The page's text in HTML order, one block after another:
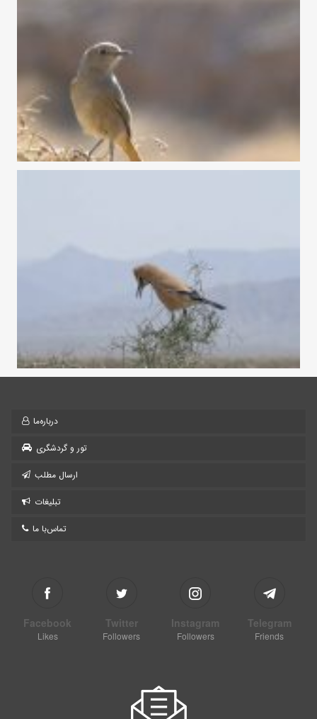
درباره‌ما
تور و گردشگری
ارسال مطلب
تبلیغات
تماس‌با ما
Facebook
Likes
Twitter
Followers
Instagram
Followers
Telegram
Friends